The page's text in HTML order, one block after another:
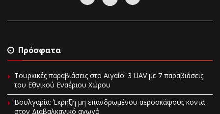
Πρόσφατα
Τουρκικές παραβιάσεις στο Αιγαίο: 3 UAV με 7 παραβιάσεις
του Εθνικού Εναέριου Χώρου
Βουλγαρία: Έκρηξη μη επανδρωμένου αεροσκάφους κοντά
στον Διαβαλκανικό αγωγό